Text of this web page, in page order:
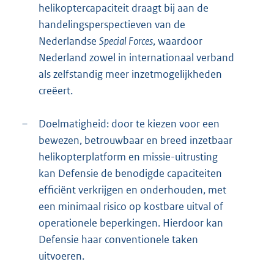
helikoptercapaciteit draagt bij aan de
handelingsperspectieven van de
Nederlandse Special Forces, waardoor
Nederland zowel in internationaal verband
als zelfstandig meer inzetmogelijkheden
creëert.
–
Doelmatigheid: door te kiezen voor een
bewezen, betrouwbaar en breed inzetbaar
helikopterplatform en missie-uitrusting
kan Defensie de benodigde capaciteiten
efficiënt verkrijgen en onderhouden, met
een minimaal risico op kostbare uitval of
operationele beperkingen. Hierdoor kan
Defensie haar conventionele taken
uitvoeren.